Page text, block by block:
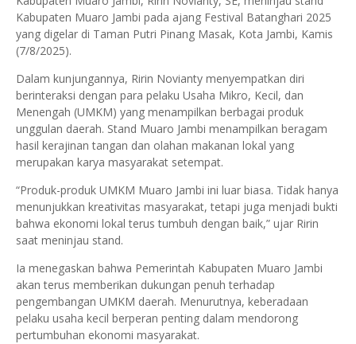
Kabupaten Muaro Jambi pada ajang Festival Batanghari 2025
yang digelar di Taman Putri Pinang Masak, Kota Jambi, Kamis
(7/8/2025).
Dalam kunjungannya, Ririn Novianty menyempatkan diri
berinteraksi dengan para pelaku Usaha Mikro, Kecil, dan
Menengah (UMKM) yang menampilkan berbagai produk
unggulan daerah. Stand Muaro Jambi menampilkan beragam
hasil kerajinan tangan dan olahan makanan lokal yang
merupakan karya masyarakat setempat.
“Produk-produk UMKM Muaro Jambi ini luar biasa. Tidak hanya
menunjukkan kreativitas masyarakat, tetapi juga menjadi bukti
bahwa ekonomi lokal terus tumbuh dengan baik,” ujar Ririn
saat meninjau stand.
Ia menegaskan bahwa Pemerintah Kabupaten Muaro Jambi
akan terus memberikan dukungan penuh terhadap
pengembangan UMKM daerah. Menurutnya, keberadaan
pelaku usaha kecil berperan penting dalam mendorong
pertumbuhan ekonomi masyarakat.